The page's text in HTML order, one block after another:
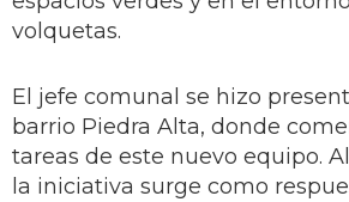
volquetas.
El jefe comunal se hizo
barrio Piedra Alta, donde
tareas de este nuevo equipo.
la iniciativa surge como